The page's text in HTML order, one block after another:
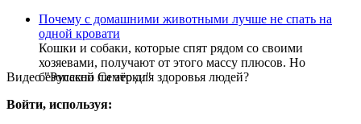
Видео "Русской Семёрки"
Почему с домашними животными лучше не спать на
одной кровати
Кошки и собаки, которые спят рядом со своими
хозяевами, получают от этого массу плюсов. Но
безопасно ли это для здоровья людей?
Войти, используя: